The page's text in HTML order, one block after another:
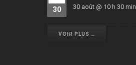
30 30 août @ 10 h 30 min
VOIR PLUS …